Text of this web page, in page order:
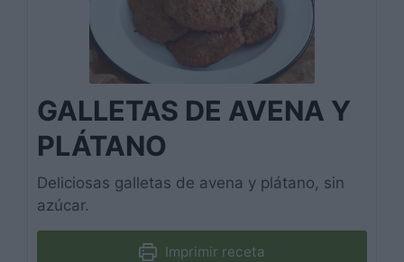
GALLETAS DE AVENA Y
PLÁTANO
Deliciosas galletas de avena y plátano, sin
azúcar.
Imprimir receta